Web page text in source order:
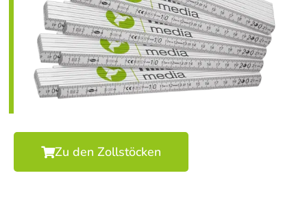
Zu den Zollstöcken